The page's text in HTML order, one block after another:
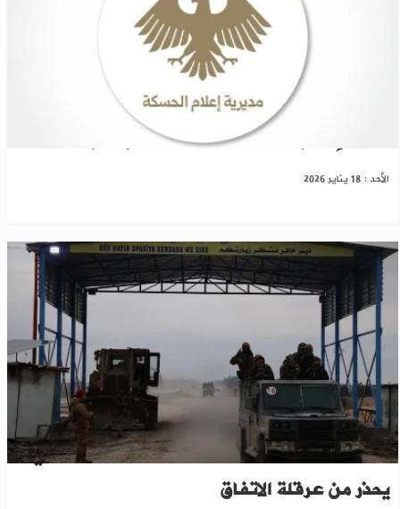
وزارة الإعلام السورية تطلق مديرية إعلام الحسكة
الأحد : 18 يناير 2026
بعد انسحاب "قسد" من دير حافر..الجيش السوري
يحذر من عرقلة الاتفاق